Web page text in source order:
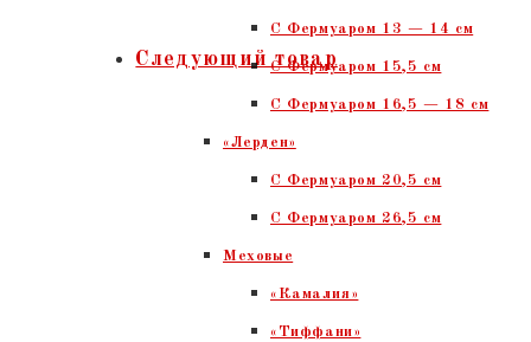
С Фермуаром 13 — 14 см
С Фермуаром 15,5 см
С Фермуаром 16,5 — 18 см
«Лерден»
С Фермуаром 20,5 см
С Фермуаром 26,5 см
Меховые
«Камалия»
«Тиффани»
Следующий товар